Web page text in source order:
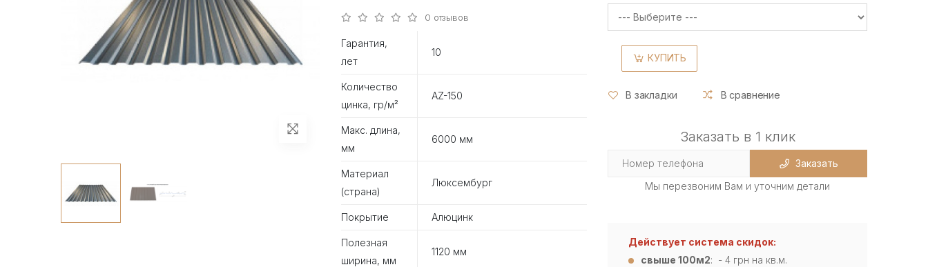
0 отзывов
Гарантия,
лет
10
Количество
цинка, гр/м²
AZ-150
Макс. длина,
мм
6000 мм
Материал
(страна)
Люксембург
Покрытие Алюцинк
Полезная
ширина, мм
1120 мм
КУПИТЬ
В закладки В сравнение
Заказать в 1 клик
Заказать
Мы перезвоним Вам и уточним детали
Действует система скидок:
свыше 100м2: - 4 грн на кв.м.